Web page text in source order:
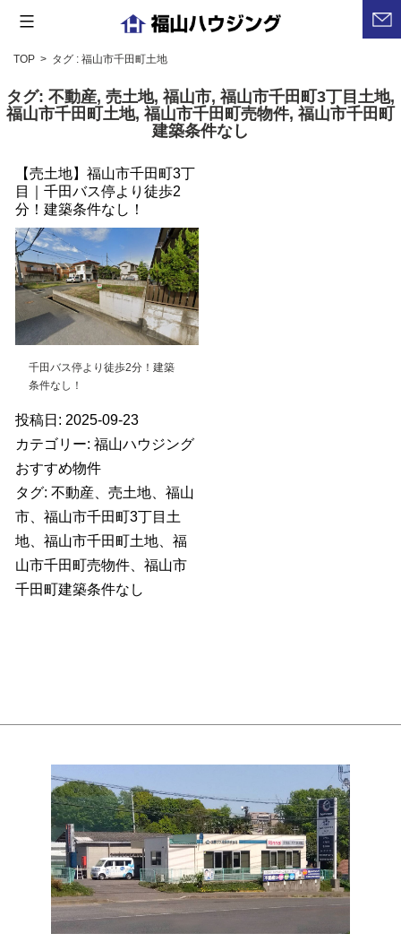
ツ
福
ハ
ジ
ン
TOP > タグ : 福山市千田町土地
タグ: 不動産, 売土地, 福山市, 福山市千田町3丁目土地,
福山市千田町土地, 福山市千田町売物件, 福山市千田町
建築条件なし
【売土地】福山市千田町3丁
目｜千田バス停より徒歩2
分！建築条件なし！
千田バス停より徒歩2分！建築
条件なし！
投稿日: 2025-09-23
カテゴリー:福山ハウジング
おすすめ物件
タグ:不動産 、売土地 、福山
市 、福山市千田町3丁目土
地 、福山市千田町土地 、福
山市千田町売物件 、福山市
千田町建築条件なし